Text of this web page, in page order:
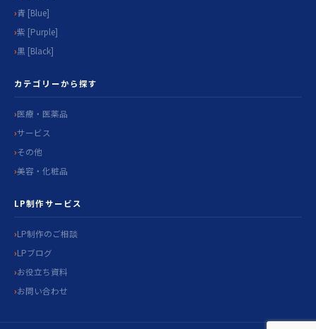
青 [Blue]
紫 [Purple]
黒 [Black]
カテゴリーから探す
医療・医薬品
サービス
その他
美容・化粧品
LP制作サービス
LP制作のご相談
LPブログ
お役立ち資料
お問い合わせ